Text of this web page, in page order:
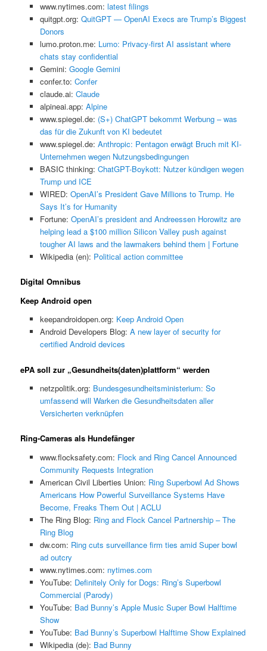
www.nytimes.com: latest filings
quitgpt.org: QuitGPT — OpenAI Execs are Trump’s Biggest
Donors
lumo.proton.me: Lumo: Privacy-first AI assistant where
chats stay confidential
Gemini: ‎Google Gemini
confer.to: Confer
claude.ai: Claude
alpineai.app: Alpine
www.spiegel.de: (S+) ChatGPT bekommt Werbung – was
das für die Zukunft von KI bedeutet
www.spiegel.de: Anthropic: Pentagon erwägt Bruch mit KI-
Unternehmen wegen Nutzungsbedingungen
BASIC thinking: ChatGPT-Boykott: Nutzer kündigen wegen
Trump und ICE
WIRED: OpenAI’s President Gave Millions to Trump. He
Says It’s for Humanity
Fortune: OpenAI’s president and Andreessen Horowitz are
helping lead a $100 million Silicon Valley push against
tougher AI laws and the lawmakers behind them | Fortune
Wikipedia (en): Political action committee
Digital Omnibus
Keep Android open
keepandroidopen.org: Keep Android Open
Android Developers Blog: A new layer of security for
certified Android devices
ePA soll zur „Gesundheits(daten)plattform“ werden
netzpolitik.org: Bundesgesundheitsministerium: So
umfassend will Warken die Gesundheitsdaten aller
Versicherten verknüpfen
Ring-Cameras als Hundefänger
www.flocksafety.com: Flock and Ring Cancel Announced
Community Requests Integration
American Civil Liberties Union: Ring Superbowl Ad Shows
Americans How Powerful Surveillance Systems Have
Become, Freaks Them Out | ACLU
The Ring Blog: Ring and Flock Cancel Partnership – The
Ring Blog
dw.com: Ring cuts surveillance firm ties amid Super bowl
ad outcry
www.nytimes.com: nytimes.com
YouTube: Definitely Only for Dogs: Ring’s Superbowl
Commercial (Parody)
YouTube: Bad Bunny’s Apple Music Super Bowl Halftime
Show
YouTube: Bad Bunny’s Superbowl Halftime Show Explained
Wikipedia (de): Bad Bunny